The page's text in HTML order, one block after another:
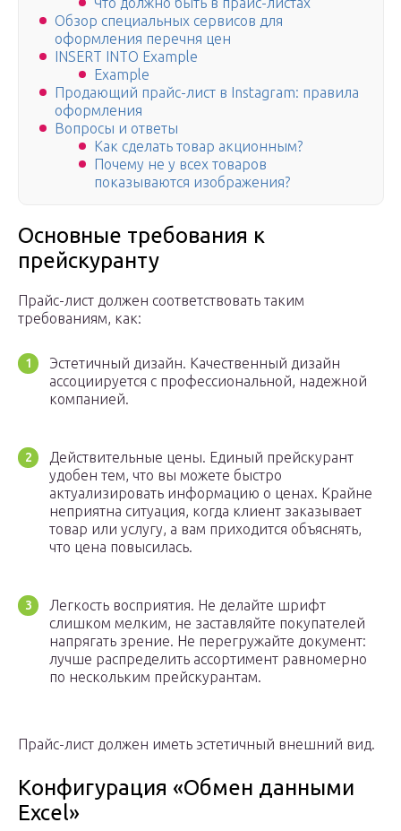
Обзор специальных сервисов для
оформления перечня цен
INSERT INTO Example
Example
Продающий прайс-лист в Instagram: правила
оформления
Вопросы и ответы
Как сделать товар акционным?
Почему не у всех товаров
показываются изображения?
Основные требования к
прейскуранту
Прайс-лист должен соответствовать таким
требованиям, как:
Эстетичный дизайн. Качественный дизайн
ассоциируется с профессиональной, надежной
компанией.
Действительные цены. Единый прейскурант
удобен тем, что вы можете быстро
актуализировать информацию о ценах. Крайне
неприятна ситуация, когда клиент заказывает
товар или услугу, а вам приходится объяснять,
что цена повысилась.
Легкость восприятия. Не делайте шрифт
слишком мелким, не заставляйте покупателей
напрягать зрение. Не перегружайте документ:
лучше распределить ассортимент равномерно
по нескольким прейскурантам.
Прайс-лист должен иметь эстетичный внешний вид.
Конфигурация «Обмен данными
Excel»